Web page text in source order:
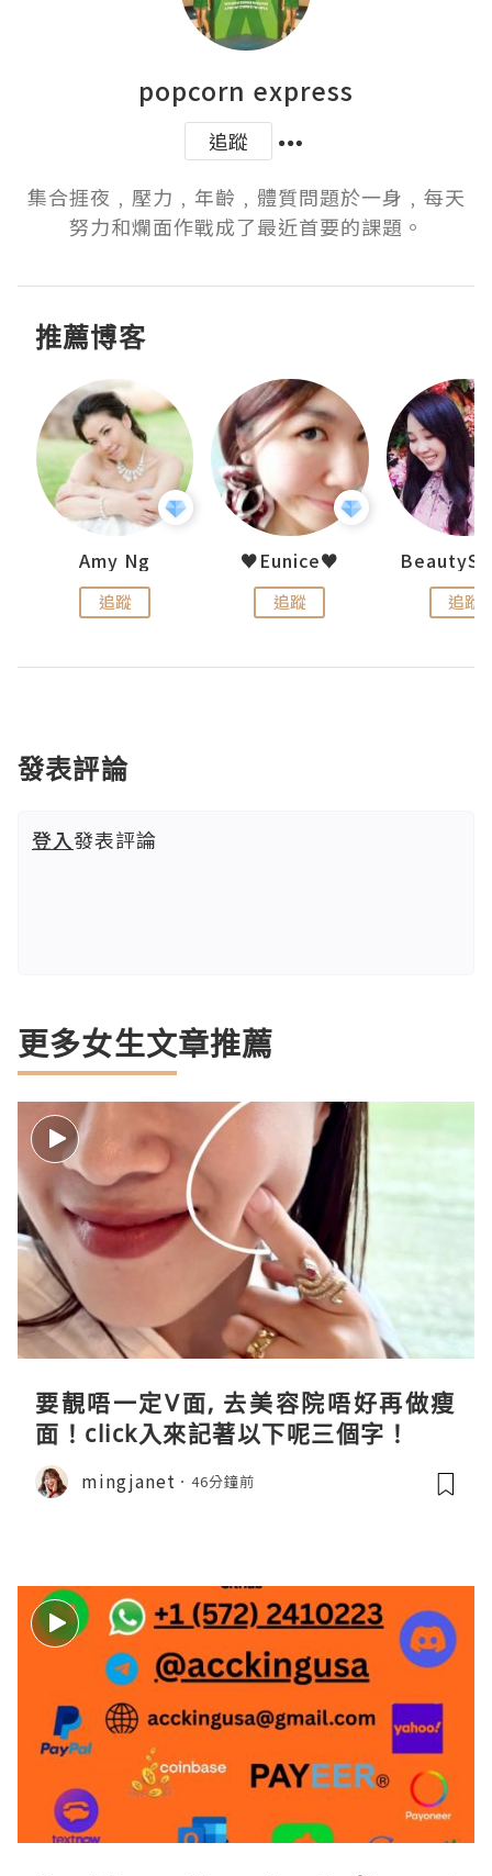
popcorn express
追蹤
集合捱夜﹐壓力﹐年齡﹐體質問題於一身﹐每天
努力和爛面作戰成了最近首要的課題。
推薦博客
Amy Ng
追蹤
♥Eunice♥
追蹤 追蹤
發表評論
登入發表評論
更多女生文章推薦
要靚唔一定V面, 去美容院唔好再做瘦
面！click入來記著以下呢三個字！
mingjanet 46分鐘前